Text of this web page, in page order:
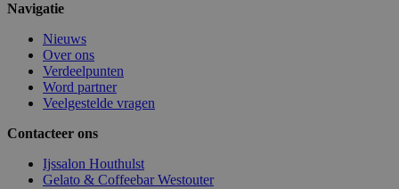
Navigatie
Nieuws
Over ons
Verdeelpunten
Word partner
Veelgestelde vragen
Contacteer ons
Ijssalon Houthulst
Gelato & Coffeebar Westouter